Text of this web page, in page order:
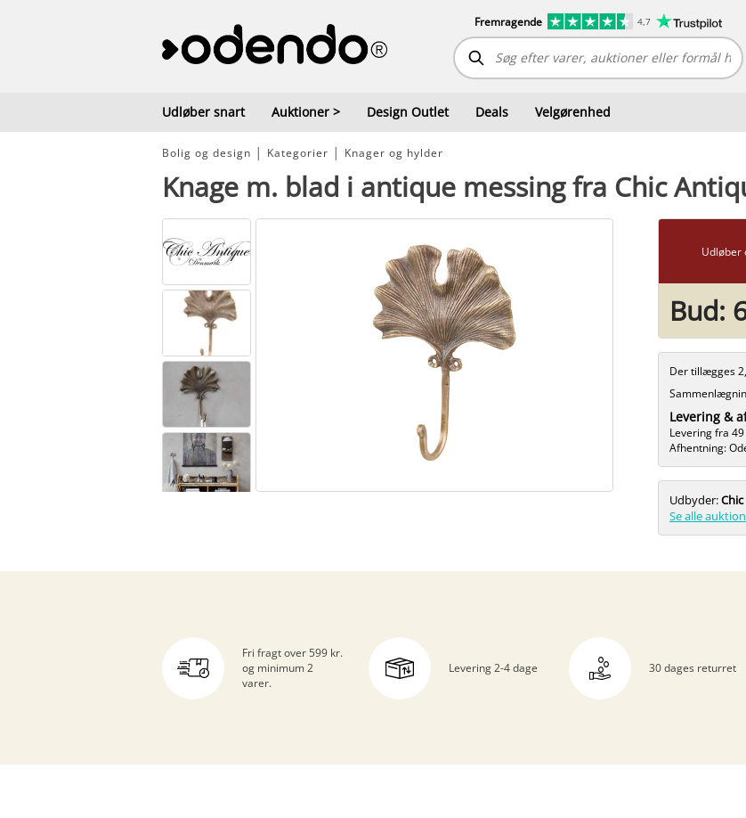
Fremragende 4,7
Udløber snart Auktioner > Design Outlet Deals Velgørenhed
Bolig og design Kategorier Knager og hylder
Knage m. blad i antique messing fra Chic
Udløber
Bud:
Der tillægges
Levering &
Levering fra
Afhentning:
Udbyder:
Se alle
Fri fragt over 599 kr.
og minimum 2
varer.
Levering 2-4 dage 30 dages returret